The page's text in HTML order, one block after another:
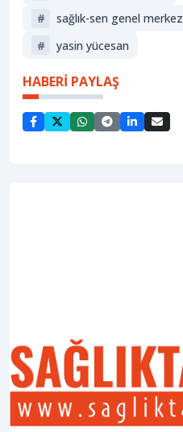
#
sağlık-sen genel merkez
#
yasin yücesan
HABERİ PAYLAŞ